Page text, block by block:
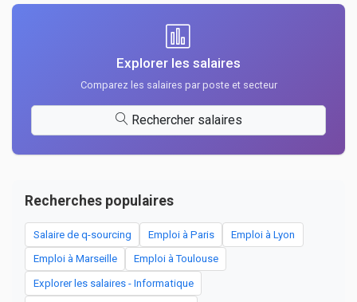
Explorer les salaires
Comparez les salaires par poste et secteur
Rechercher salaires
Recherches populaires
Salaire de q-sourcing Emploi à Paris Emploi à Lyon
Emploi à Marseille Emploi à Toulouse
Explorer les salaires - Informatique